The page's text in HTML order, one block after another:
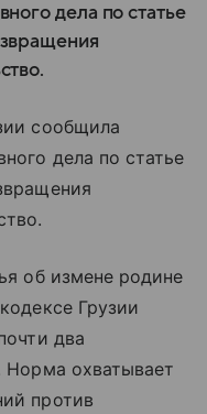
дела по статье
сообщила
дела по статье
об измене родине
Грузии
два
Норма охватывает
против